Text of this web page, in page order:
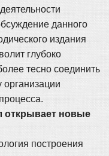
данного
издания
глубоко
тесно соединить
организации
открывает новые
построения